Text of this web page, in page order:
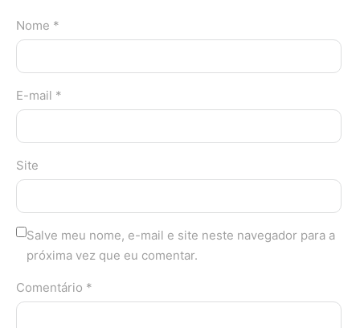
Nome *
E-mail *
Site
Salve meu nome, e-mail e site neste navegador para a
próxima vez que eu comentar.
Comentário *